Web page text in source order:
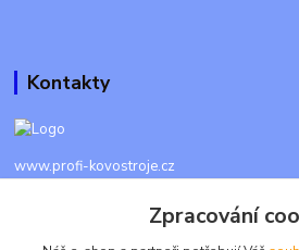
Kontakty
www.profi-kovostroje.cz
+420 605 017 866
Každý den 8 - 20 hod - SMS kdykoliv
Zpracování